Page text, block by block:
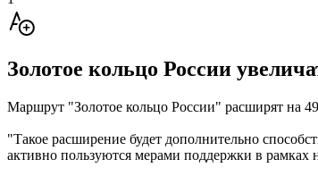
Золотое кольцо России
Маршрут "Золотое кольцо России" расширят на
"Такое расширение будет дополнительно
активно пользуются мерами поддержки в рамках